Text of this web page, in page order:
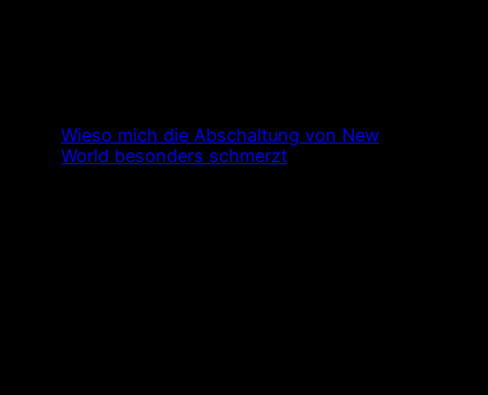
Wieso mich die Abschaltung von New
World besonders schmerzt